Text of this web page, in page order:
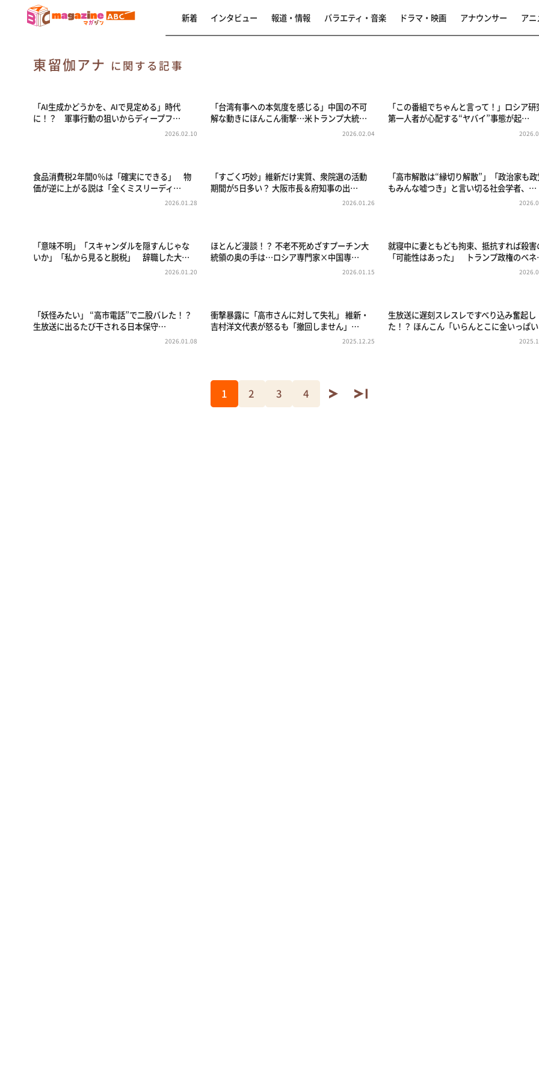
新着 インタビュー 報道・情報 バラエティ・音楽 ドラマ・映画 アナウンサー アニ
東留伽アナ に関する記事
「AI生成かどうかを、AIで見定める」時代
に！？ 軍事行動の狙いからディープフ…
2026.02.10
「台湾有事への本気度を感じる」中国の不可
解な動きにほんこん衝撃…米トランプ大統…
2026.02.04
「この番組でちゃんと言って！」ロシア研
第一人者が心配する“ヤバイ”事態が起…
食品消費税2年間0％は「確実にできる」 物
価が逆に上がる説は「全くミスリーディ…
2026.01.28
「すごく巧妙」維新だけ実質、衆院選の活動
期間が5日多い？ 大阪市長＆府知事の出…
2026.01.26
「高市解散は“縁切り解散”」「政治家も
もみんな嘘つき」と言い切る社会学者、…
「意味不明」「スキャンダルを隠すんじゃな
いか」「私から見ると脱税」 辞職した大…
2026.01.20
ほとんど漫談！？ 不老不死めざすプーチン大
統領の奥の手は…ロシア専門家×中国専…
2026.01.15
就寝中に妻ともども拘束、抵抗すれば殺害
「可能性はあった」 トランプ政権のベ
「妖怪みたい」 “高市電話”で二股バレた！？
生放送に出るたび干される日本保守…
2026.01.08
衝撃暴露に「高市さんに対して失礼」 維新・
吉村洋文代表が怒るも「撤回しません」…
2025.12.25
生放送に遅刻スレスレですべり込み奮起し
た！？ ほんこん「いらんとこに金いっぱ
1 2 3 4